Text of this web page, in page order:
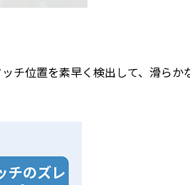
チ位置を素早く検出して、滑らか